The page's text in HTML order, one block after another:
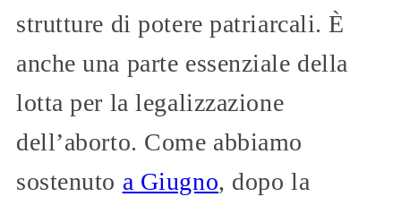
strutture di potere patriarcali. È
anche una parte essenziale della
lotta per la legalizzazione
dell’aborto. Come abbiamo
sostenuto a Giugno, dopo la